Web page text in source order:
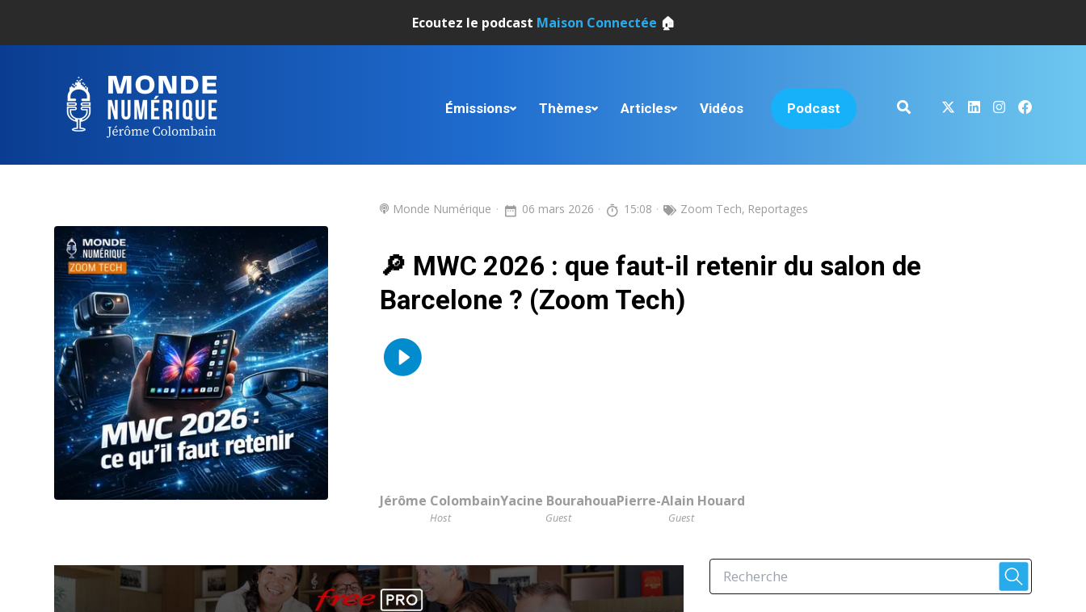
Ecoutez le podcast Maison Connectée 🏠
Émissions Thèmes Articles Vidéos Podcast
Monde Numérique 06 mars 2026 15:08 Zoom Tech, Reportages
🔎 MWC 2026 : que faut-il retenir du salon de
Barcelone ? (Zoom Tech)
Jérôme Colombain
Host
Yacine Bourahoua
Guest
Pierre-Alain Houard
Guest